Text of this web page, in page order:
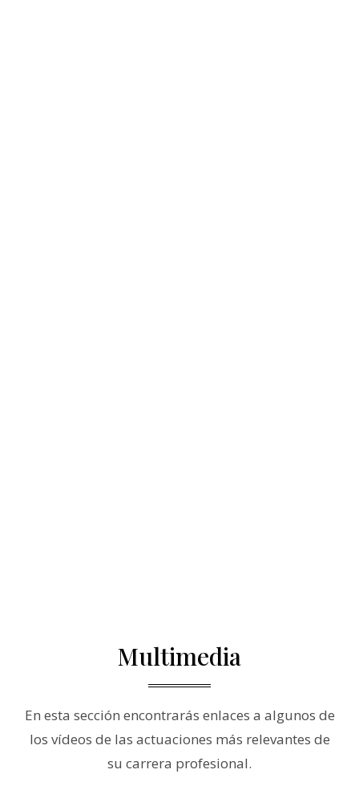
Multimedia
En esta sección encontrarás enlaces a algunos de
los vídeos de las actuaciones más relevantes de
su carrera profesional.